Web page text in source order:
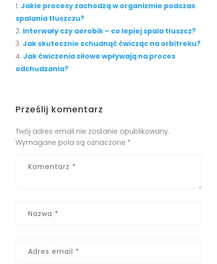
Jakie procesy zachodzą w organizmie podczas
spalania tłuszczu?
Interwały czy aerobik – co lepiej spala tłuszcz?
Jak skutecznie schudnąć ćwicząc na orbitreku?
Jak ćwiczenia siłowe wpływają na proces
odchudzania?
Prześlij komentarz
Twój adres email nie zostanie opublikowany.
Wymagane pola są oznaczone *